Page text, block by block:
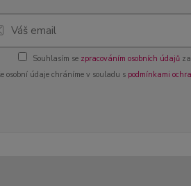
Souhlasím se zpracováním osobních údajů
osobní údaje chráníme v souladu s podmínkami